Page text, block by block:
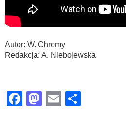
Autor: W. Chromy
Redakcja: A. Niebojewska
Facebook
Mastodon
Email